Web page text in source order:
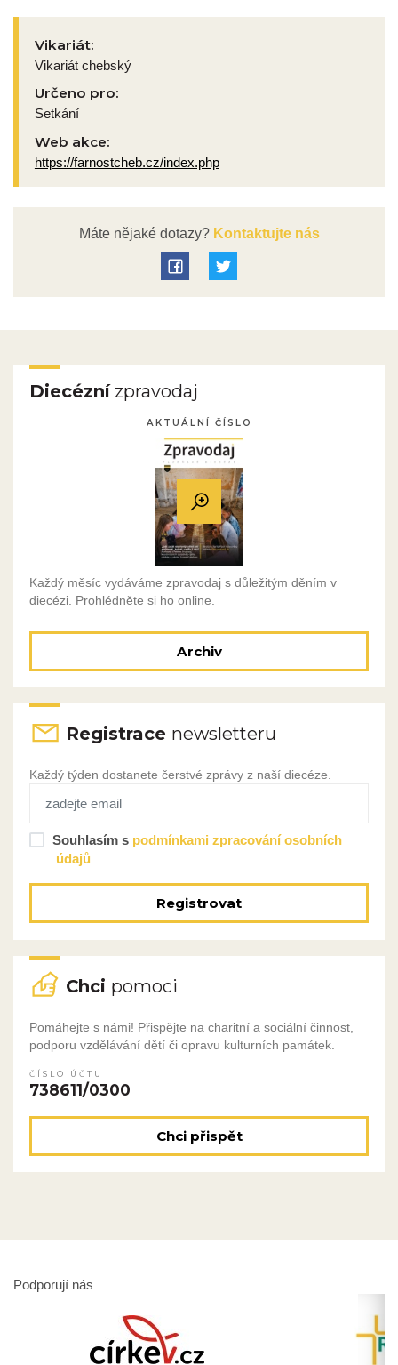
Vikariát:
Vikariát chebský
Určeno pro:
Setkání
Web akce:
https://farnostcheb.cz/index.php
Máte nějaké dotazy?Kontaktujte nás
Diecéznízpravodaj
AKTUÁLNÍ ČÍSLO
Každý měsíc vydáváme zpravodaj s důležitým děním v
diecézi. Prohlédněte si ho online.
Archiv
Registrace newsletteru
Každý týden dostanete čerstvé zprávy z naší diecéze.
Souhlasím s podmínkami zpracování osobních
údajů
Registrovat
Chci pomoci
Pomáhejte s námi! Přispějte na charitní a sociální činnost,
podporu vzdělávání dětí či opravu kulturních památek.
ČÍSLO ÚČTU
738611/0300
Chci přispět
Podporují nás